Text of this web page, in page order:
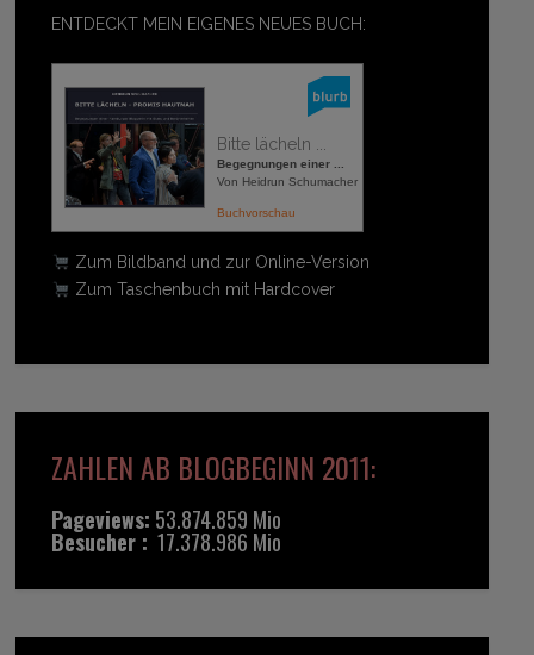
ENTDECKT MEIN EIGENES NEUES BUCH:
Bitte lächeln ...
Begegnungen einer ...
Von Heidrun Schumacher
Buchvorschau
Zum Bildband und zur Online-Version
Zum Taschenbuch mit Hardcover
ZAHLEN AB BLOGBEGINN 2011:
Pageviews: 53.874.859 Mio
Besucher : 17.378.986 Mio